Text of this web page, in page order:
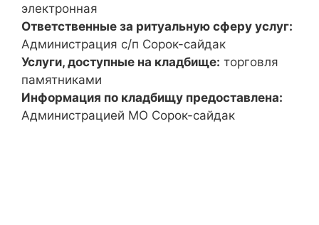
электронная
Ответственные за ритуальную сферу услуг:
Администрация с/п Сорок-сайдак
Услуги, доступные на кладбище: торговля
памятниками
Информация по кладбищу предоставлена:
Администрацией МО Сорок-сайдак